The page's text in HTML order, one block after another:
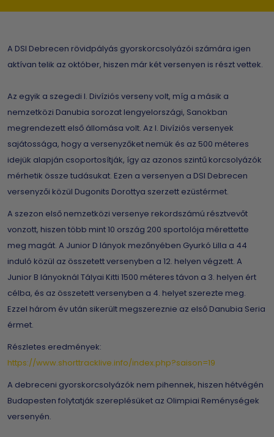
A DSI Debrecen rövidpályás gyorskorcsolyázói számára igen
aktívan telik az október, hiszen már két versenyen is részt vettek.
Az egyik a szegedi I. Divíziós verseny volt, míg a másik a
nemzetközi Danubia sorozat lengyelországi, Sanokban
megrendezett első állomása volt. Az I. Divíziós versenyek
sajátossága, hogy a versenyzőket nemük és az 500 méteres
idejük alapján csoportosítják, így az azonos szintű korcsolyázók
mérhetik össze tudásukat. Ezen a versenyen a DSI Debrecen
versenyzői közül Dugonits Dorottya szerzett ezüstérmet.
A szezon első nemzetközi versenye rekordszámú résztvevőt
vonzott, hiszen több mint 10 ország 200 sportolója mérettette
meg magát. A Junior D lányok mezőnyében Gyurkó Lilla a 44
induló közül az összetett versenyben a 12. helyen végzett. A
Junior B lányoknál Tályai Kitti 1500 méteres távon a 3. helyen ért
célba, és az összetett versenyben a 4. helyet szerezte meg.
Ezzel három év után sikerült megszereznie az első Danubia Seria
érmet.
Részletes eredmények:
https://www.shorttracklive.info/index.php?saison=19
A debreceni gyorskorcsolyázók nem pihennek, hiszen hétvégén
Budapesten folytatják szereplésüket az Olimpiai Reménységek
versenyén.